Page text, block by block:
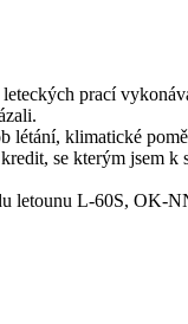
prací
klimatické
se kterým jsem k
letounu L-60S, OK-